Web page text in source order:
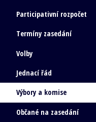
Participativní rozpočet
Termíny zasedání
Volby
Jednací řád
Výbory a komise
Občané na zasedání